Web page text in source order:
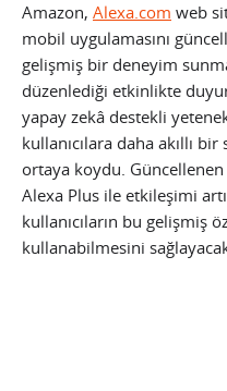
Amazon, Alexa.com web
mobil uygulamasını
gelişmiş bir deneyim
düzenlediği etkinlikte
yapay zekâ destekli
kullanıcılara daha akıllı
ortaya koydu.
Alexa Plus ile etkileşimi
kullanıcıların bu gelişmiş
kullanabilmesini